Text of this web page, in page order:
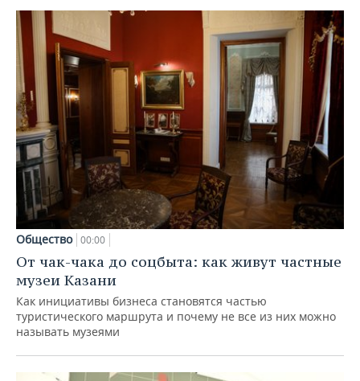
Общество 00:00
От чак-чака до соцбыта: как живут частные
музеи Казани
Как инициативы бизнеса становятся частью
туристического маршрута и почему не все из них можно
называть музеями